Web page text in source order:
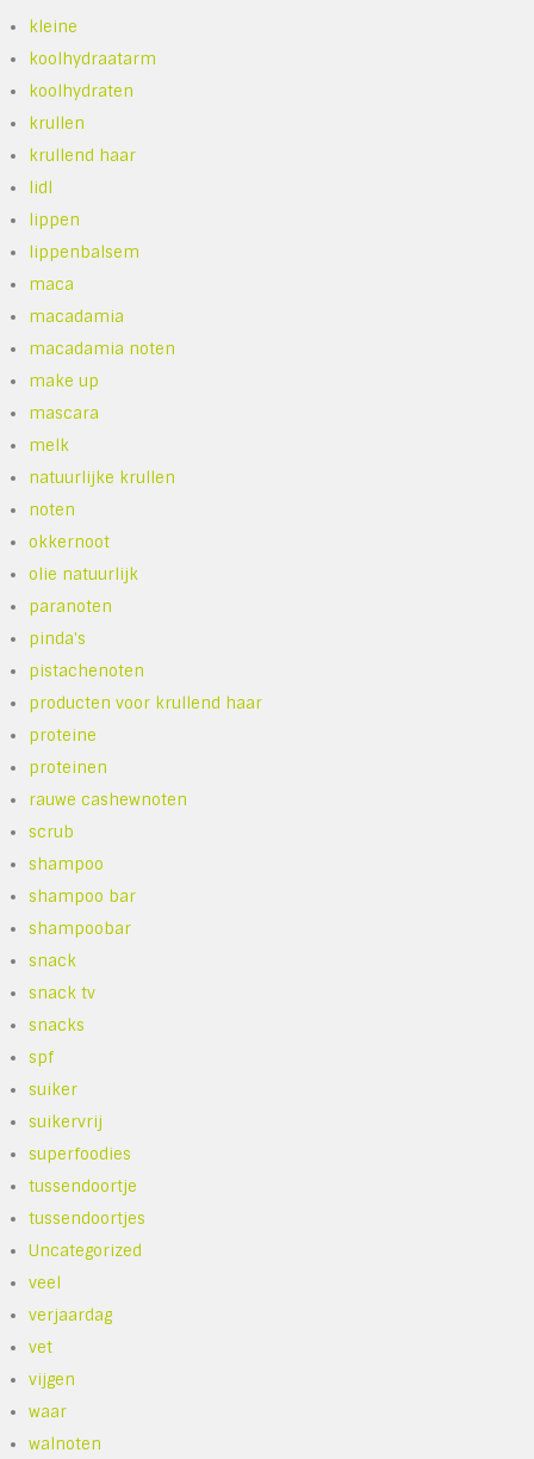
kleine
koolhydraatarm
koolhydraten
krullen
krullend haar
lidl
lippen
lippenbalsem
maca
macadamia
macadamia noten
make up
mascara
melk
natuurlijke krullen
noten
okkernoot
olie natuurlijk
paranoten
pinda's
pistachenoten
producten voor krullend haar
proteine
proteinen
rauwe cashewnoten
scrub
shampoo
shampoo bar
shampoobar
snack
snack tv
snacks
spf
suiker
suikervrij
superfoodies
tussendoortje
tussendoortjes
Uncategorized
veel
verjaardag
vet
vijgen
waar
walnoten